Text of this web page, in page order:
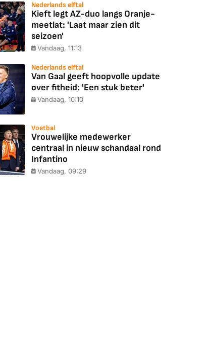
Nederlands elftal
Kieft legt AZ-duo langs Oranje-
meetlat: 'Laat maar zien dit
seizoen'
Vandaag, 11:13
Nederlands elftal
Van Gaal geeft hoopvolle update
over fitheid: 'Een stuk beter'
Vandaag, 10:10
Voetbal
Vrouwelijke medewerker
centraal in nieuw schandaal rond
Infantino
Vandaag, 09:29